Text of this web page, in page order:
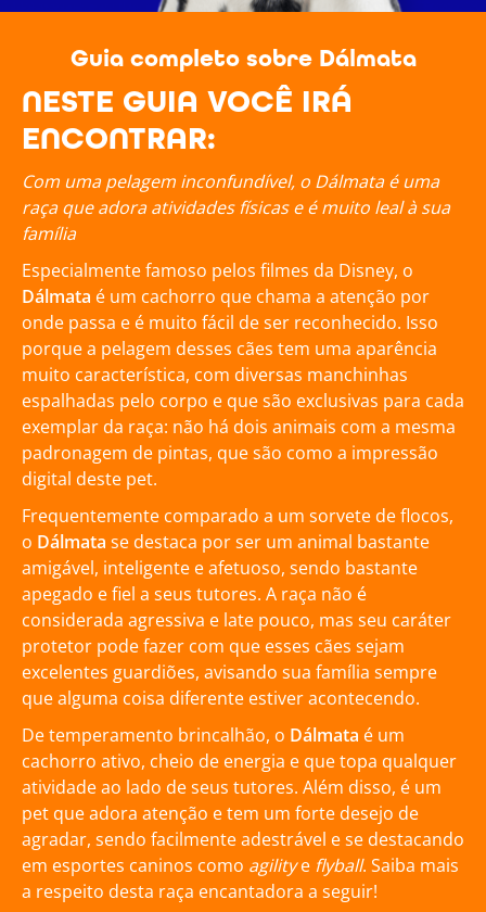
Guia completo sobre Dálmata
NESTE GUIA VOCÊ IRÁ
ENCONTRAR:
Com uma pelagem inconfundível, o Dálmata é uma
raça que adora atividades físicas e é muito leal à sua
família
Especialmente famoso pelos filmes da Disney, o
Dálmata é um cachorro que chama a atenção por
onde passa e é muito fácil de ser reconhecido. Isso
porque a pelagem desses cães tem uma aparência
muito característica, com diversas manchinhas
espalhadas pelo corpo e que são exclusivas para cada
exemplar da raça: não há dois animais com a mesma
padronagem de pintas, que são como a impressão
digital deste pet.
Frequentemente comparado a um sorvete de flocos,
o Dálmata se destaca por ser um animal bastante
amigável, inteligente e afetuoso, sendo bastante
apegado e fiel a seus tutores. A raça não é
considerada agressiva e late pouco, mas seu caráter
protetor pode fazer com que esses cães sejam
excelentes guardiões, avisando sua família sempre
que alguma coisa diferente estiver acontecendo.
De temperamento brincalhão, o Dálmata é um
cachorro ativo, cheio de energia e que topa qualquer
atividade ao lado de seus tutores. Além disso, é um
pet que adora atenção e tem um forte desejo de
agradar, sendo facilmente adestrável e se destacando
em esportes caninos como agilitye flyball. Saiba mais
a respeito desta raça encantadora a seguir!